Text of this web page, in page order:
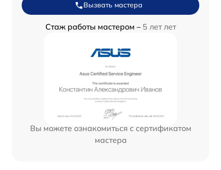
Вызвать мастера
Стаж работы мастером – 5 лет лет
Вы можете ознакомиться с сертификатом
мастера